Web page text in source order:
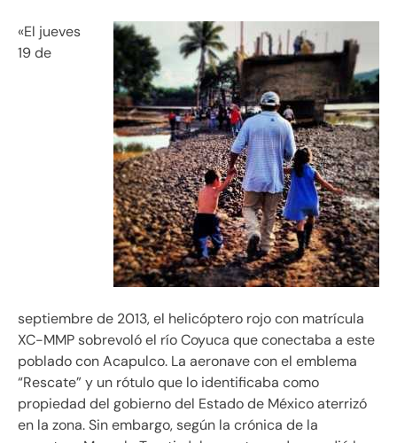
«El jueves
19 de
septiembre de 2013, el helicóptero rojo con matrícula
XC-MMP sobrevoló el río Coyuca que conectaba a este
poblado con Acapulco. La aeronave con el emblema
“Rescate” y un rótulo que lo identificaba como
propiedad del gobierno del Estado de México aterrizó
en la zona. Sin embargo, según la crónica de la